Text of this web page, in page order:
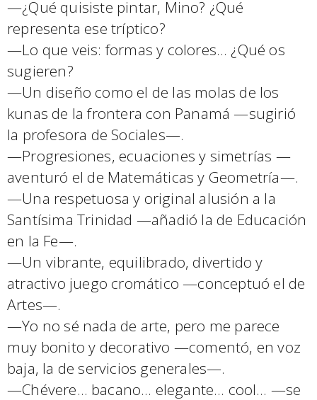
—¿Qué quisiste pintar, Mino? ¿Qué
representa ese tríptico?
—Lo que veis: formas y colores… ¿Qué os
sugieren?
—Un diseño como el de las molas de los
kunas de la frontera con Panamá —sugirió
la profesora de Sociales—.
—Progresiones, ecuaciones y simetrías —
aventuró el de Matemáticas y Geometría—.
—Una respetuosa y original alusión a la
Santísima Trinidad —añadió la de Educación
en la Fe—.
—Un vibrante, equilibrado, divertido y
atractivo juego cromático —conceptuó el de
Artes—.
—Yo no sé nada de arte, pero me parece
muy bonito y decorativo —comentó, en voz
baja, la de servicios generales—.
—Chévere… bacano… elegante… cool… —se